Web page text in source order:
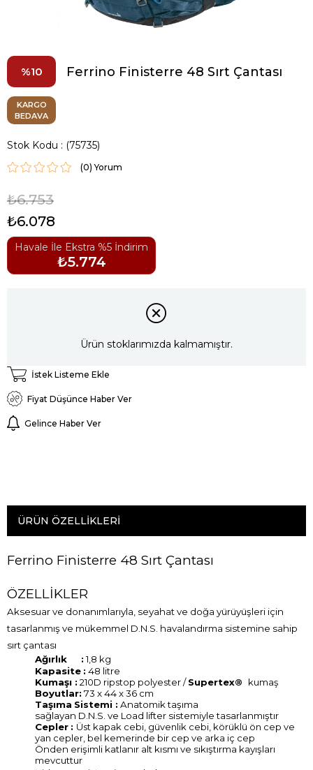
10 Ferrino Finisterre 48 Sırt Çantası
KARGO
BEDAVA
Stok Kodu (75735)
(0)
₺6.753
₺6.078
Havale İle Ekstra %5 İndirim
₺5.774
Ürün stoklarımızda kalmamıştır.
İstek Listeme Ekle
Fiyat Düşünce Haber Ver
Gelince Haber Ver
ÜRÜN ÖZELLIKLERI
Ferrino Finisterre 48 Sırt Çantası
ÖZELLİKLER
Aksesuar ve donanımlarıyla, seyahat ve doğa yürüyüşleri için
tasarlanmış ve mükemmel D.N.S. havalandırma sistemine sahip
sırt çantası
Ağırlık : 1,8 kg
Kapasite : 48 litre
Kumaşı : 210D ripstop polyester /Supertex® kumaş
Boyutlar: 73 x 44 x 36 cm
Taşıma Sistemi : Anatomik taşıma
sağlayan D.N.S. ve Load lifter sistemiyle tasarlanmıştır
Cepler : Üst kapak cebi, güvenlik cebi, körüklü ön cep ve
yan cepler, bel kemerinde bir cep ve arka iç cep
Önden erişimli katlanır alt kısmı ve sıkıştırma kayışları
mevcuttur